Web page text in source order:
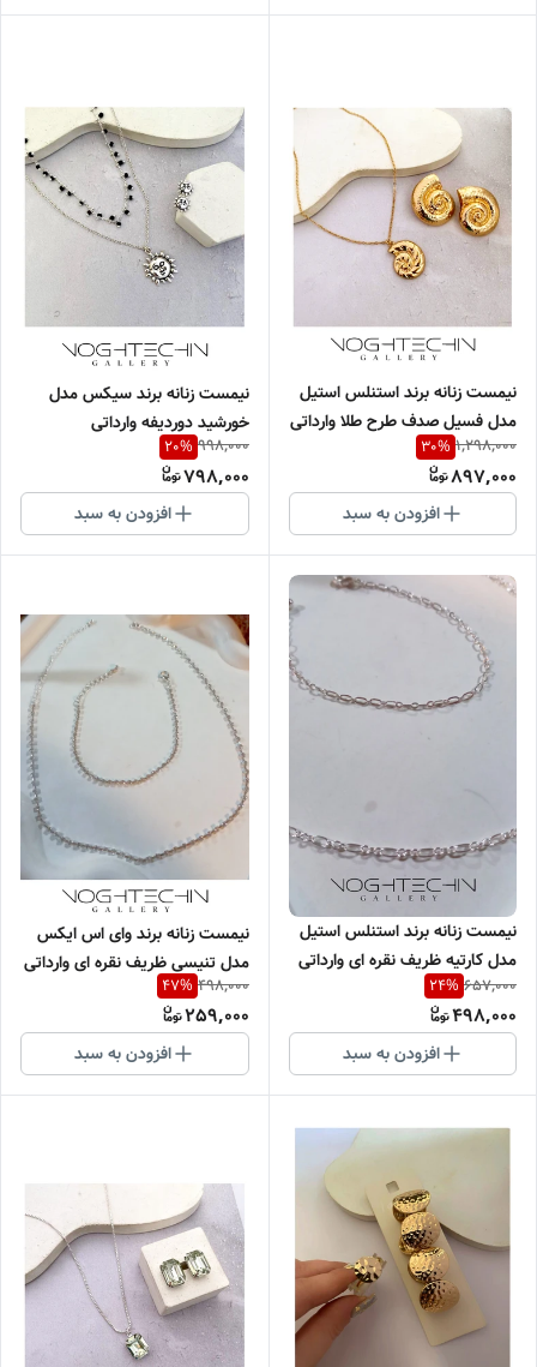
نیمست زنانه برند استنلس استیل
مدل فسیل صدف طرح طلا وارداتی
1,298,000
30%
897,000
افزودن به سبد
نیمست زنانه برند سیکس مدل
خورشید دوردیفه وارداتی
998,000
20%
798,000
افزودن به سبد
نیمست زنانه برند استنلس استیل
مدل کارتیه ظریف نقره ای وارداتی
657,000
24%
498,000
افزودن به سبد
نیمست زنانه برند وای اس ایکس
مدل تنیسی ظریف نقره ای وارداتی
498,000
47%
259,000
افزودن به سبد